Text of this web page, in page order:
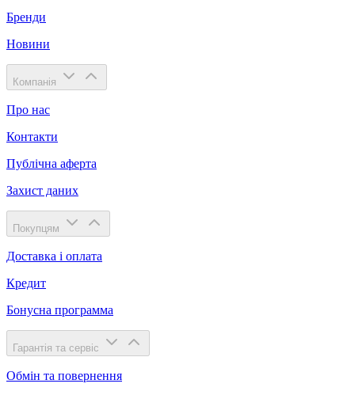
Бренди
Новини
Компанія
Про нас
Контакти
Публічна аферта
Захист даних
Покупцям
Доставка і оплата
Кредит
Бонусна программа
Гарантія та сервіс
Обмін та повернення